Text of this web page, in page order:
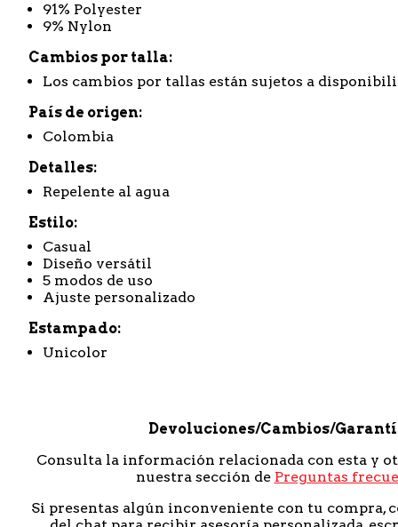
91% Polyester
9% Nylon
Cambios por talla
Los cambios por tallas están sujetos a
País de origen
Colombia
Detalles
Repelente al agua
Estilo
Casual
Diseño versátil
5 modos de uso
Ajuste personalizado
Estampado
Unicolor
Devoluciones/Cambios/
Consulta la información relacionada con esta y
nuestra sección de Preguntas
Si presentas algún inconveniente con tu compra,